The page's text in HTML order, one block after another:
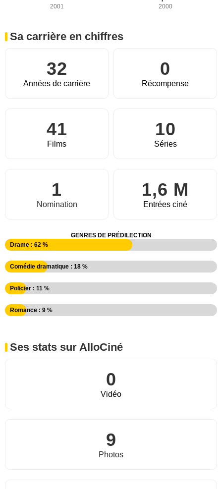
2001 2000
Sa carrière en chiffres
32
Années de carrière
0
Récompense
41
Films
10
Séries
1
Nomination
1,6 M
Entrées ciné
GENRES DE PRÉDILECTION
Drame : 62 %
Comédie dramatique : 18 %
Policier : 11 %
Romance : 9 %
Ses stats sur AlloCiné
0
Vidéo
9
Photos